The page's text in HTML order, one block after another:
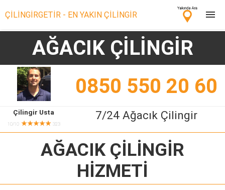
ÇİLİNGİRGETİR - EN YAKIN ÇİLİNGİR
Çilingir Ara
Çilingir misin? Bize Katıl!
AĞACIK ÇİLİNGİR
0850 550 20 60
Çilingir Usta
10/10 ★★★★★ 323
7/24 Ağacık Çilingir
AĞACIK ÇİLİNGİR
HİZMETİ